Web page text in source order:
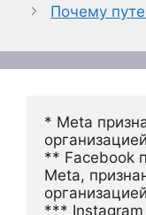
Почему
* Meta
** Facebook
Meta,
***